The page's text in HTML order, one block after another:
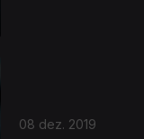
08 dez. 2019